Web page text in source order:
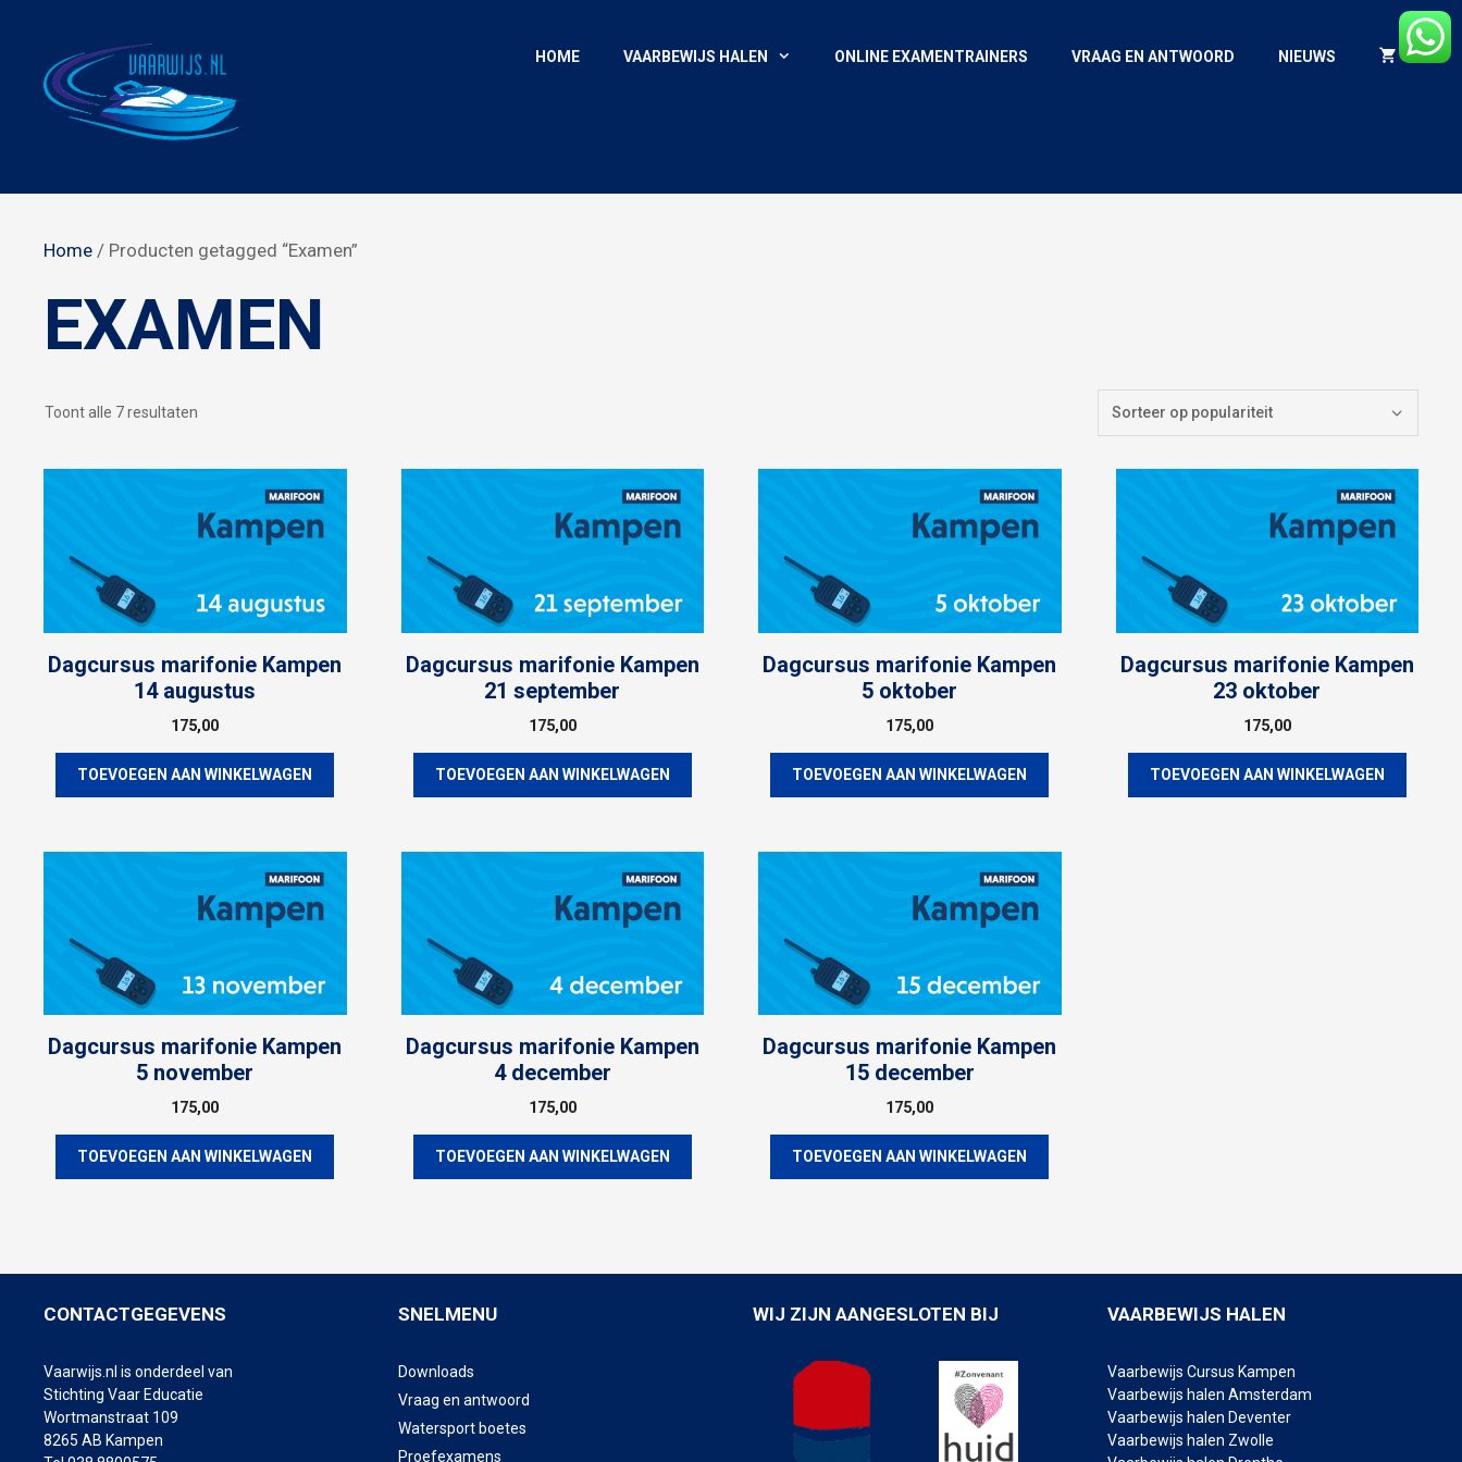
inhoud
HOME VAARBEWIJS HALEN ONLINE EXAMENTRAINERS VRAAG EN ANTWOORD NIEUWS
Home / Producten getagged “Examen”
EXAMEN
Toont alle 7 resultaten
Dagcursus marifonie Kampen
14 augustus
175,00
TOEVOEGEN AAN WINKELWAGEN
Dagcursus marifonie Kampen
21 september
175,00
TOEVOEGEN AAN WINKELWAGEN
Dagcursus marifonie Kampen
5 oktober
175,00
TOEVOEGEN AAN WINKELWAGEN
Dagcursus marifonie Kampen
23 oktober
175,00
TOEVOEGEN AAN WINKELWAGEN
Dagcursus marifonie Kampen
5 november
175,00
TOEVOEGEN AAN WINKELWAGEN
Dagcursus marifonie Kampen
4 december
175,00
TOEVOEGEN AAN WINKELWAGEN
Dagcursus marifonie Kampen
15 december
175,00
TOEVOEGEN AAN WINKELWAGEN
CONTACTGEGEVENS
Vaarwijs.nl is onderdeel van
Stichting Vaar Educatie
Wortmanstraat 109
8265 AB Kampen
SNELMENU
Downloads
Vraag en antwoord
Watersport boetes
Proefexamens
WIJ ZIJN AANGESLOTEN BIJ VAARBEWIJS HALEN
Vaarbewijs Cursus Kampen
Vaarbewijs halen Amsterdam
Vaarbewijs halen Deventer
Vaarbewijs halen Zwolle